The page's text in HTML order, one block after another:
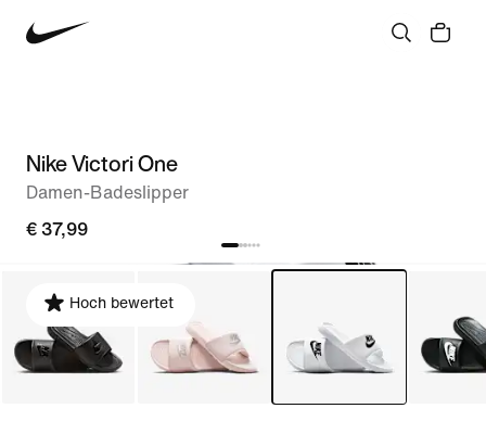
Nike Victori One
Damen-Badeslipper
€ 37,99
Hoch bewertet